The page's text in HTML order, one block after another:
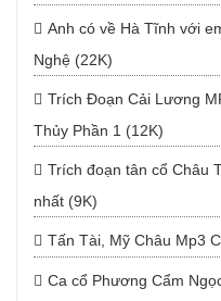
Anh có về Hà Tĩnh với
Nghệ (22K)
Trích Đoạn Cải Lương
Thủy Phần 1 (12K)
Trích đoạn tân cổ Châu
nhất (9K)
Tấn Tài, Mỹ Châu Mp3
Ca cổ Phương Cẩm